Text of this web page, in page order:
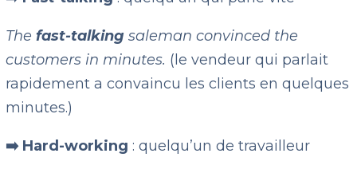
Thefast-talking saleman convinced the
customers in minutes. (le vendeur qui parlait
rapidement a convaincu les clients en quelques
minutes.)
➡️ Hard-working : quelqu’un de travailleur